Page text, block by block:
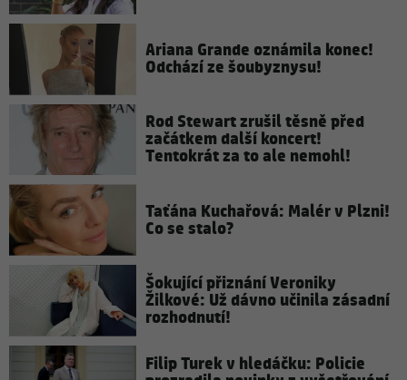
Ariana Grande oznámila konec!
Odchází ze šoubyznysu!
Rod Stewart zrušil těsně před
začátkem další koncert!
Tentokrát za to ale nemohl!
Taťána Kuchařová: Malér v Plzni!
Co se stalo?
Šokující přiznání Veroniky
Žilkové: Už dávno učinila zásadní
rozhodnutí!
Filip Turek v hledáčku: Policie